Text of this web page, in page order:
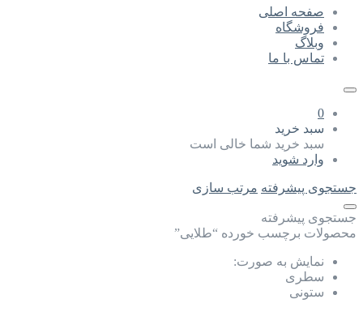
صفحه اصلی
فروشگاه
وبلاگ
تماس با ما
0
سبد خرید
سبد خرید شما خالی است
وارد شوید
جستجوی پیشرفته مرتب سازی
جستجوی پیشرفته
محصولات برچسب خورده “طلایی”
نمایش به صورت:
سطری
ستونی